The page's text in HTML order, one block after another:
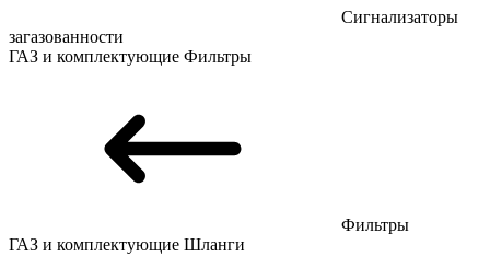
Сигнализаторы
загазованности
ГАЗ и комплектующие Фильтры
Фильтры
ГАЗ и комплектующие Шланги